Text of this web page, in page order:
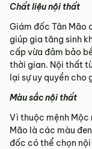
Chất liệu nội thất
Giám đốc Tân Mão
giúp gia tăng sinh
cấp vừa đảm bảo
thời gian. Nội thất
lại sự uy quyền cho
Màu sắc nội thất
Vì thuộc mệnh Mộc
Mão là các màu
đốc có thể chọn